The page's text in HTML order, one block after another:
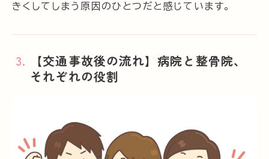
きくしてしまう原因のひとつだと感じています。
【交通事故後の流れ】病院と整骨院、
それぞれの役割